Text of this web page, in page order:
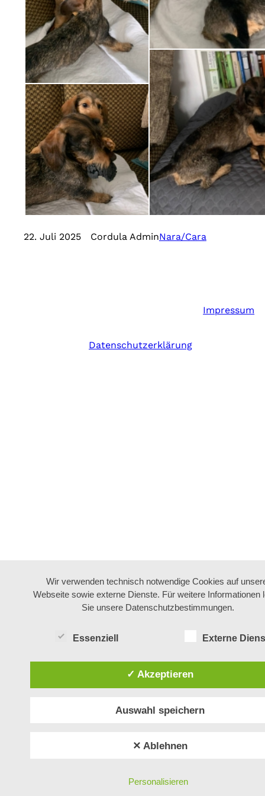
22. Juli 2025 Cordula AdminNara/Cara
Impressum
Datenschutzerklärung
Wir verwenden technisch notwendige Cookies auf
Webseite sowie externe Dienste. Für weitere Informationen
Sie unsere Datenschutzbestimmungen.
Essenziell Externe
✓ Akzeptieren
Auswahl speichern
✕ Ablehnen
Personalisieren